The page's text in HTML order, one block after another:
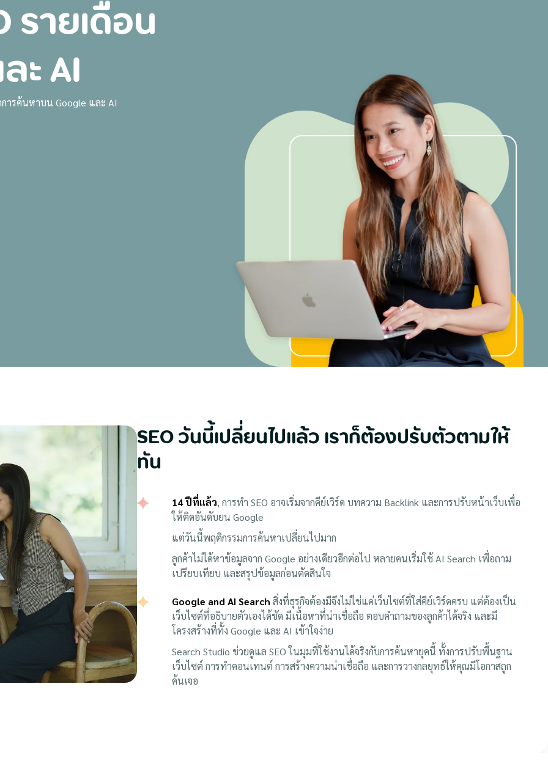
Case Study Industries About
รายเดือน
ะ AI
ารค้นหาบน Google และ AI
SEO วันนี้เปลี่ยนไปแล้ว เราก็ต้องปรับตัวตามให้
ทัน
14 ปีที่แล้ว, การทำ SEO อาจเริ่มจากคีย์เวิร์ด บทความ Backlink และการปรับหน้าเว็บเพื่อ
ให้ติดอันดับยน Google
แต่วันนี้พฤติกรรมการค้นหาเปลี่ยนไปมาก
ลูกค้าไม่ได้หาข้อมูลจาก Google อย่างเดียวอีกต่อไป หลายคนเริ่มใช้ AI Search เพื่อถาม
เปรียบเทียบ และสรุปข้อมูลก่อนตัดสินใจ
Google and AI Searchสิ่งที่ธุรกิจต้องมีจึงไม่ใช่แค่เว็บไซต์ที่ใส่คีย์เวิร์ดครบ แต่ต้องเป็น
เว็บไซต์ที่อธิบายตัวเองได้ชัด มีเนื้อหาที่น่าเชื่อถือ ตอบคำถามของลูกค้าได้จริง และมี
โครงสร้างที่ทั้ง Google และ AI เข้าใจง่าย
Search Studio ช่วยดูแล SEO ในมุมที่ใช้งานได้จริงกับการค้นหายุคนี้ ทั้งการปรับพื้นฐาน
เว็บไซต์ การทำคอนเทนต์ การสร้างความน่าเชื่อถือ และการวางกลยุทธ์ให้คุณมีโอกาสถูก
ค้นเจอ